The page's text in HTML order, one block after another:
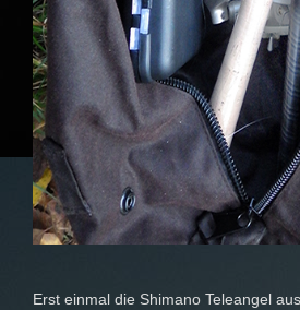
Erst einmal die Shimano Teleangel